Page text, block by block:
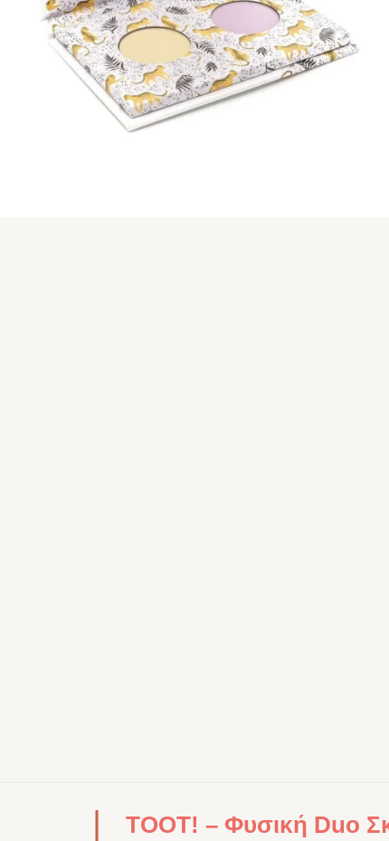
TOOT! – Φυσική Duo